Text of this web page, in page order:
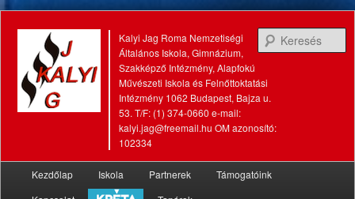
Kalyi Jag Roma Nemzetiségi
Általános Iskola, Gimnázium,
Szakképző Intézmény, Alapfokú
Művészeti Iskola és Felnőttoktatási
Intézmény 1062 Budapest, Bajza u.
53. T/F: (1) 374-0660 e-mail:
kalyi.jag@freemail.hu OM azonosító:
102334
Tovább
Tovább
Kezdőlap Iskola Partnerek
Támogatóink